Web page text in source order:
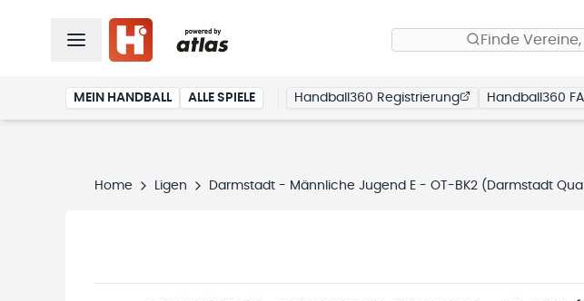
Finde
MEIN HANDBALL ALLE SPIELE Handball360 Registrierung Handball360
Home Ligen Darmstadt - Männliche Jugend E - OT-BK2 (Darmstadt